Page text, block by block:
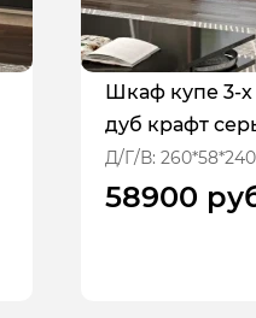
Шкаф купе 3-
дуб крафт
Д/Г/В:
58900